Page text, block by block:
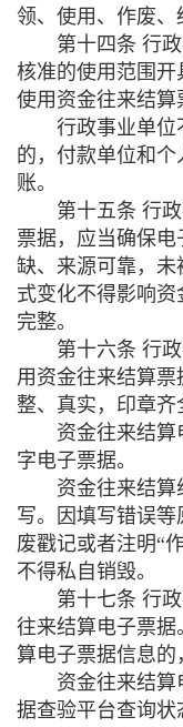
领、使用、作废、
第十四条 行政
核准的使用范围开
使用资金往来结算
行政事业单位
的，付款单位和
账。
第十五条 行政
票据，应当确保
缺、来源可靠，
式变化不得影响资
完整。
第十六条 行政
用资金往来结算
整、真实，印章齐
资金往来结算
字电子票据。
资金往来结算
写。因填写错误
废戳记或者注明“
不得私自销毁。
第十七条 行政
往来结算电子票
算电子票据信息的
资金往来结算
据查验平台查询状